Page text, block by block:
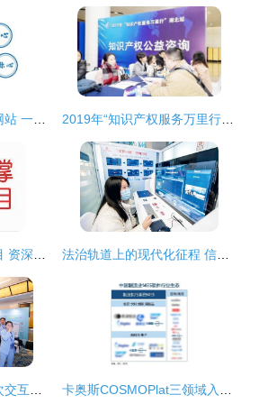
乐清牛牌太阳能官方网站 一站式售后服务与信息咨询指南 2019年“知识产权服务万里行”湖北站 信息咨询服务点亮创新之路
黄陂科技支撑计划项目 资深热线服务与专业咨询支持 法治轨道上的现代化征程 信息咨询服务的角色与展望
体验即服务，让每一次交互都充满温情——专访Genesys亚太区首席咨询顾问骆丽娟 卡奥斯COSMOPlat三领域入选IDC“中国制造业MES软件行业生态”图谱，彰显工业互联网平台领先实力